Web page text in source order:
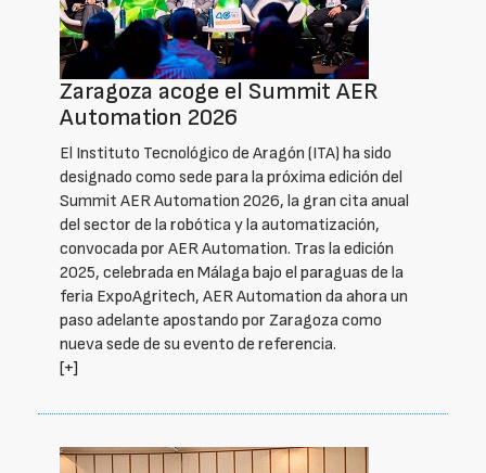
Zaragoza acoge el Summit AER
Automation 2026
El Instituto Tecnológico de Aragón (ITA) ha sido
designado como sede para la próxima edición del
Summit AER Automation 2026, la gran cita anual
del sector de la robótica y la automatización,
convocada por AER Automation. Tras la edición
2025, celebrada en Málaga bajo el paraguas de la
feria ExpoAgritech, AER Automation da ahora un
paso adelante apostando por Zaragoza como
nueva sede de su evento de referencia.
[+]